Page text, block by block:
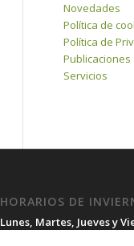
Novedades
Política de
Política de
Publicaciones
Servicios
HORARIOS DE
Lunes, Martes, Jueves y